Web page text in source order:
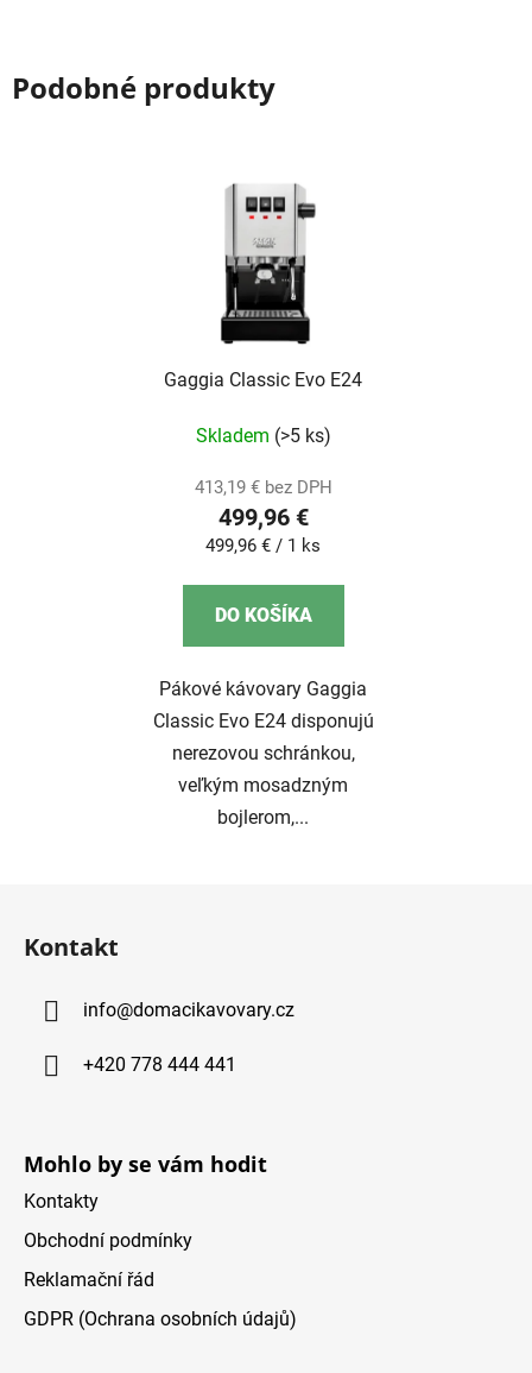
Podobné produkty
Gaggia Classic Evo E24
Skladem (>5 ks)
413,19 € bez DPH
499,96 €
Jednotková
499,96 € / 1 ks
DO KOŠÍKA
Pákové kávovary Gaggia
Classic Evo E24 disponujú
nerezovou schránkou,
veľkým mosadzným
bojlerom,...
Kontakt
info@domacikavovary.cz
+420 778 444 441
Mohlo by se vám hodit
Kontakty
Obchodní podmínky
Reklamační řád
GDPR (Ochrana osobních údajů)